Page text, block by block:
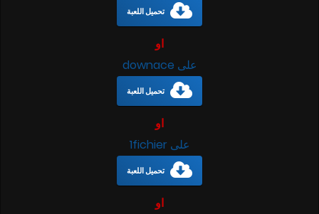
تحميل اللعبة
او
على downace
تحميل اللعبة
او
على 1fichier
تحميل اللعبة
او